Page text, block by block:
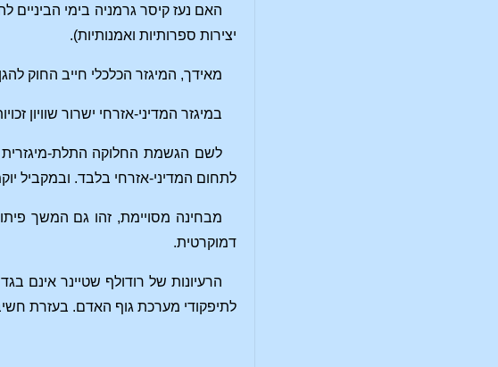
האם נעז קיסר גרמניה בימי
יצירות ספרותיות ואמנותיות).
מאידך, המיגזר הכלכלי חייב החוק
במיגזר המדיני-אזרחי ישרור שוויון
לשם הגשמת החלוקה התלת-מיגזרית
לתחום המדיני-אזרחי בלבד. ובמקביל
מבחינה מסויימת, זהו גם המשך
דמוקרטית.
הרעיונות של רודולף שטיינר אינם
לתיפקודי מערכת גוף האדם. בעזרת